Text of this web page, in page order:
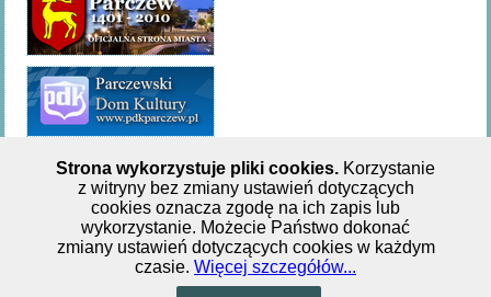
Miejsko-Gminna Biblioteka Publiczna w Parczewie,ul. 11
Listopada 62, tel: +48 833 551 244
Strona wykorzystuje pliki cookies. Korzystanie
z witryny bez zmiany ustawień dotyczących
cookies oznacza zgodę na ich zapis lub
wykorzystanie. Możecie Państwo dokonać
zmiany ustawień dotyczących cookies w każdym
czasie. Więcej szczegółów...